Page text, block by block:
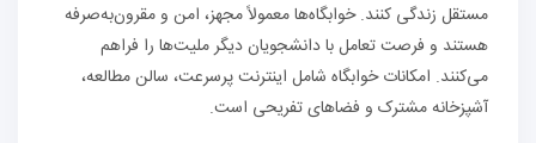
مستقل زندگی کنند. خوابگاه‌ها معمولاً مجهز، امن و مقرون‌به‌صرفه
هستند و فرصت تعامل با دانشجویان دیگر ملیت‌ها را فراهم
می‌کنند. امکانات خوابگاه شامل اینترنت پرسرعت، سالن مطالعه،
آشپزخانه مشترک و فضاهای تفریحی است.